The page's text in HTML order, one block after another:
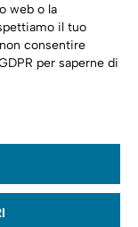
– Cap. Sociale €
Flaminio 1/B, 00196 –
web o la
il tuo
consentire
per saperne di